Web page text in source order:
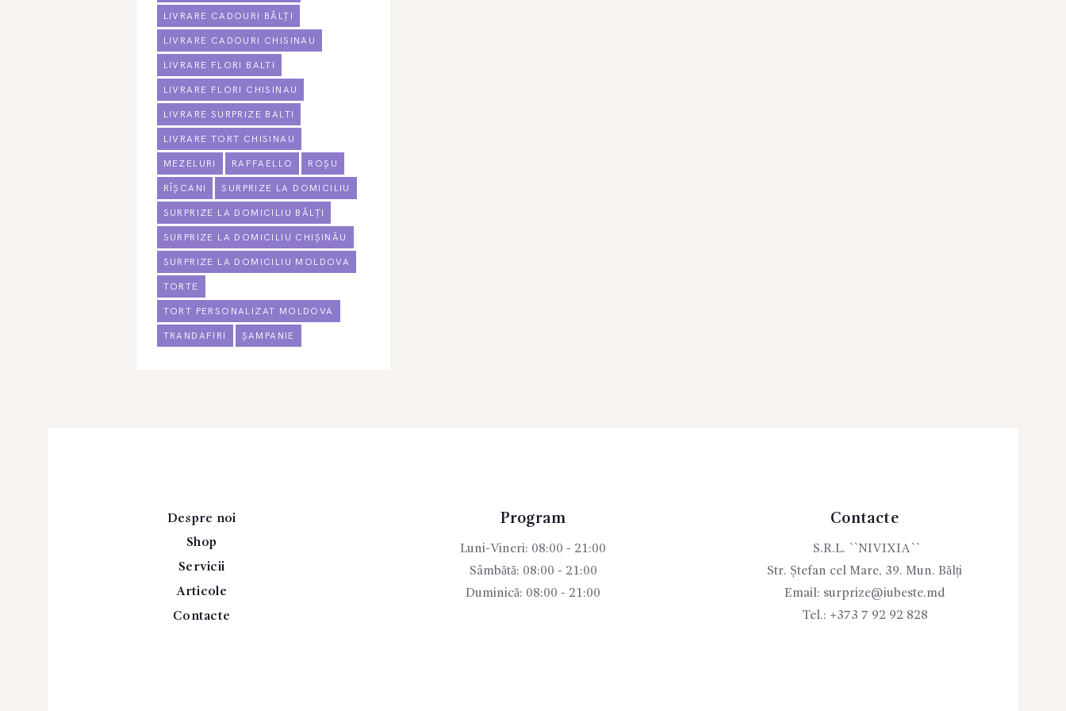
LIVRARE CADOURI BĂLȚI
LIVRARE CADOURI CHISINAU
LIVRARE FLORI BALTI
LIVRARE FLORI CHISINAU
LIVRARE SURPRIZE BALTI
LIVRARE TORT CHISINAU
MEZELURI RAFFAELLO ROȘU
RÎȘCANI SURPRIZE LA DOMICILIU
SURPRIZE LA DOMICILIU BĂLȚI
SURPRIZE LA DOMICILIU CHIȘINĂU
SURPRIZE LA DOMICILIU MOLDOVA
TORTE
TORT PERSONALIZAT MOLDOVA
TRANDAFIRI ȘAMPANIE
Despre noi
Shop
Servicii
Articole
Contacte
Program
Luni-Vineri: 08:00 - 21:00
Sâmbătă: 08:00 - 21:00
Duminică: 08:00 - 21:00
Contacte
S.R.L. ``NIVIXIA``
Str. Ștefan cel Mare, 39. Mun. Bălți
Email: surprize@iubeste.md
Tel.: +373 7 92 92 828